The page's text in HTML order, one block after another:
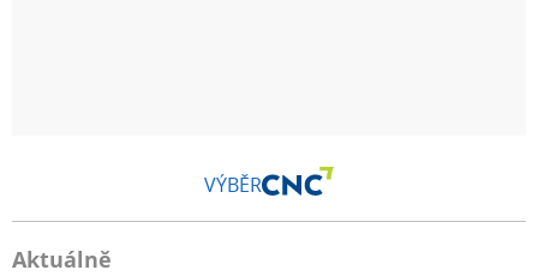
VÝBĚR
Aktuálně